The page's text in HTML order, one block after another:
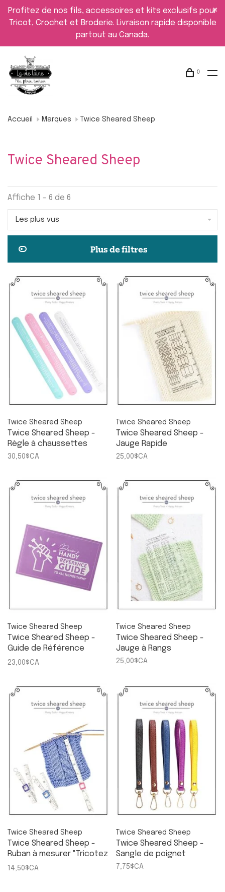
Profitez de nos fils, accessoires et kits exclusifs pour
Tricot, Crochet et Broderie. Livraison rapide disponible
partout au Canada.
0
Accueil Marques Twice Sheared Sheep
Twice Sheared Sheep
Affiche 1 - 6 de 6
Les plus vus
Plus de filtres
Twice Sheared Sheep
Twice Sheared Sheep -
Règle à chaussettes
30,50$CA
Twice Sheared Sheep
Twice Sheared Sheep -
Jauge Rapide
25,00$CA
Twice Sheared Sheep
Twice Sheared Sheep -
Guide de Référence
Pratique
23,00$CA
Twice Sheared Sheep
Twice Sheared Sheep -
Jauge à Rangs
25,00$CA
Twice Sheared Sheep
Twice Sheared Sheep -
Ruban à mesurer "Tricotez
jusqu'à..."
14,50$CA
Twice Sheared Sheep
Twice Sheared Sheep -
Sangle de poignet
7,75$CA